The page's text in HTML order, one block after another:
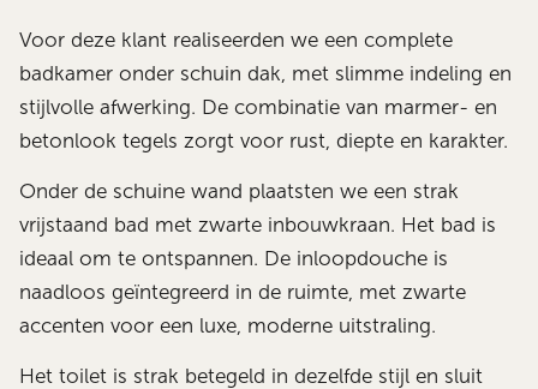
Voor deze klant realiseerden we een complete
badkamer onder schuin dak, met slimme indeling en
stijlvolle afwerking. De combinatie van marmer- en
betonlook tegels zorgt voor rust, diepte en karakter.
Onder de schuine wand plaatsten we een strak
vrijstaand bad met zwarte inbouwkraan. Het bad is
ideaal om te ontspannen. De inloopdouche is
naadloos geïntegreerd in de ruimte, met zwarte
accenten voor een luxe, moderne uitstraling.
Het toilet is strak betegeld in dezelfde stijl en sluit